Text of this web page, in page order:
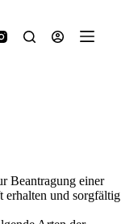
Beantragung einer
erhalten und sorgfältig